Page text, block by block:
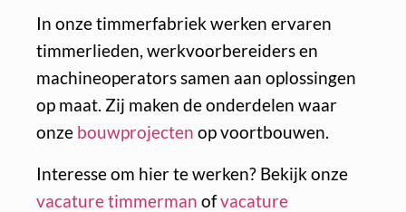
In onze timmerfabriek werken ervaren
timmerlieden, werkvoorbereiders en
machineoperators samen aan oplossingen
op maat. Zij maken de onderdelen waar
onze bouwprojecten op voortbouwen.
Interesse om hier te werken? Bekijk onze
vacature timmerman ofvacature